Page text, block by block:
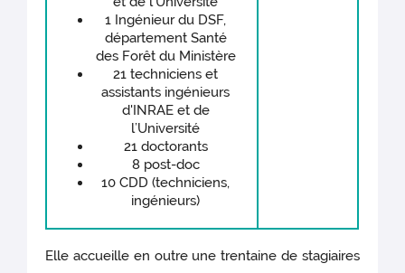
1 Ingénieur du DSF,
département Santé
des Forêt du Ministère
21 techniciens et
assistants ingénieurs
d'INRAE et de
l’Université
21 doctorants
8 post-doc
10 CDD (techniciens,
ingénieurs)
Elle accueille en outre une trentaine de stagiaires